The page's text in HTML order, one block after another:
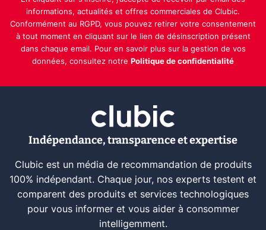
informations, actualités et offres commerciales de Clubic.
Conformément au RGPD, vous pouvez retirer votre consentement
à tout moment en cliquant sur le lien de désinscription présent
dans chaque email. Pour en savoir plus sur la gestion de vos
données, consultez notre Politique de confidentialité
Indépendance, transparence et expertise
Clubic est un média de recommandation de produits
100% indépendant. Chaque jour, nos experts testent et
comparent des produits et services technologiques
pour vous informer et vous aider à consommer
intelligemment.